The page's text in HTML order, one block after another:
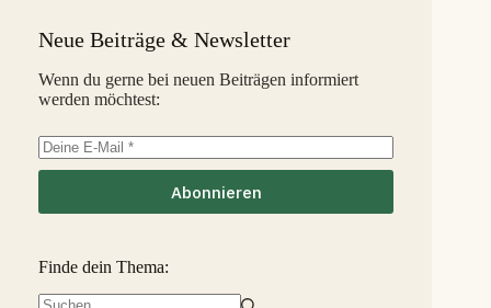
InSoil 2,6 % S
37 Linked Finance -6,3 % S
Neue Beiträge & Newsletter
Wenn du gerne bei neuen Beiträgen informiert
werden möchtest:
Abonnieren
Finde dein Thema: